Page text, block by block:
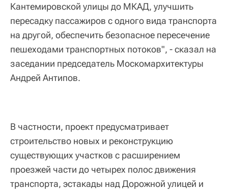
Кантемировской улицы до МКАД, улучшить
пересадку пассажиров с одного вида транспорта
на другой, обеспечить безопасное пересечение
пешеходами транспортных потоков", - сказал на
заседании председатель Москомархитектуры
Андрей Антипов.
В частности, проект предусматривает
строительство новых и реконструкцию
существующих участков с расширением
проезжей части до четырех полос движения
транспорта, эстакады над Дорожной улицей и